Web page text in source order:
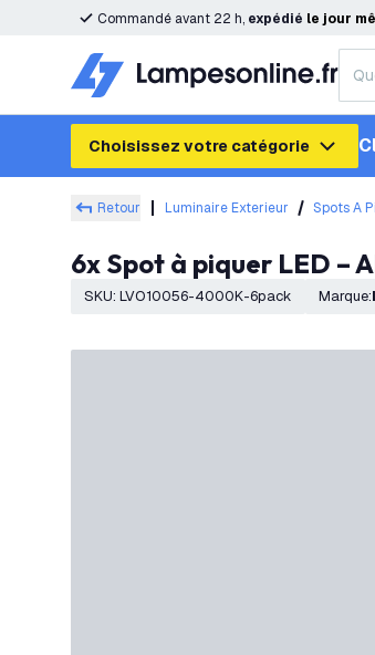
Commandé avant 22 h, expédié le jour
Choisissez votre catégorie
Retour Luminaire Exterieur Spots A
6x Spot à piquer LED
SKU: LVO10056-4000K-6pack Marque: